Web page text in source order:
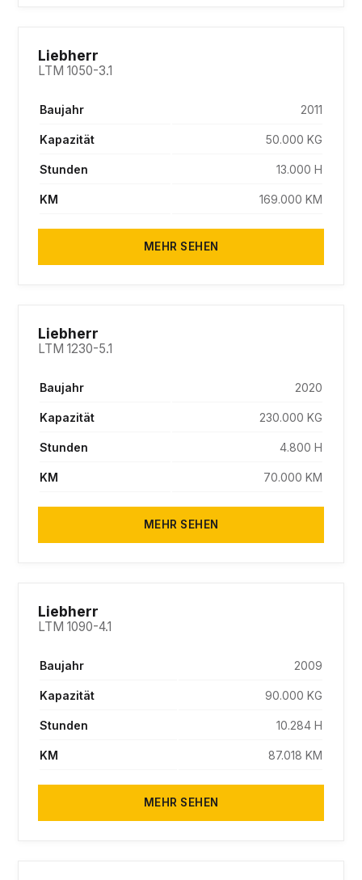
Liebherr
LTM 1050-3.1
Baujahr 2011
Kapazität 50.000 KG
Stunden 13.000 H
KM 169.000 KM
MEHR SEHEN
Liebherr
LTM 1230-5.1
Baujahr 2020
Kapazität 230.000 KG
Stunden 4.800 H
KM 70.000 KM
MEHR SEHEN
Liebherr
LTM 1090-4.1
Baujahr 2009
Kapazität 90.000 KG
Stunden 10.284 H
KM 87.018 KM
MEHR SEHEN